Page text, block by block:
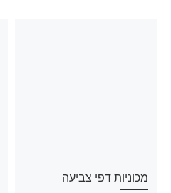
מכוניות דפי צביעה